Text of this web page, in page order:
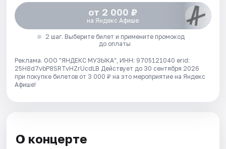
от 2 000 ₽
на Яндекс Афише
2 шаг. Выберите билет и примените промокод
до оплаты
Реклама. ООО "ЯНДЕКС МУЗЫКА", ИНН: 9705121040 erid:
25H8d7vbP8SRTvHZrUcdLB Действует до 30 сентября 2026
при покупке билетов от 3 000 ₽ на это мероприятие на Яндекс
Афише!
О концерте